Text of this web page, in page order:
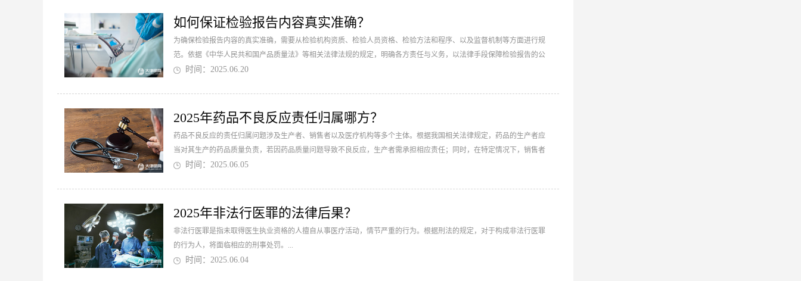
如何保证检验报告内容真实准确？
为确保检验报告内容的真实准确，需要从检验机构资质、检验人员资格、检验方法和程序、以及监督机制等方面进行规
范。依据《中华人民共和国产品质量法》等相关法律法规的规定，明确各方责任与义务，以法律手段保障检验报告的公
正性和准确性。...
时间：2025.06.20
2025年药品不良反应责任归属哪方？
药品不良反应的责任归属问题涉及生产者、销售者以及医疗机构等多个主体。根据我国相关法律规定，药品的生产者应
当对其生产的药品质量负责，若因药品质量问题导致不良反应，生产者需承担相应责任；同时，在特定情况下，销售者
或医疗机构也可能因其过失而对患者承担赔偿责任。...
时间：2025.06.05
2025年非法行医罪的法律后果？
非法行医罪是指未取得医生执业资格的人擅自从事医疗活动，情节严重的行为。根据刑法的规定，对于构成非法行医罪
的行为人，将面临相应的刑事处罚。...
时间：2025.06.04